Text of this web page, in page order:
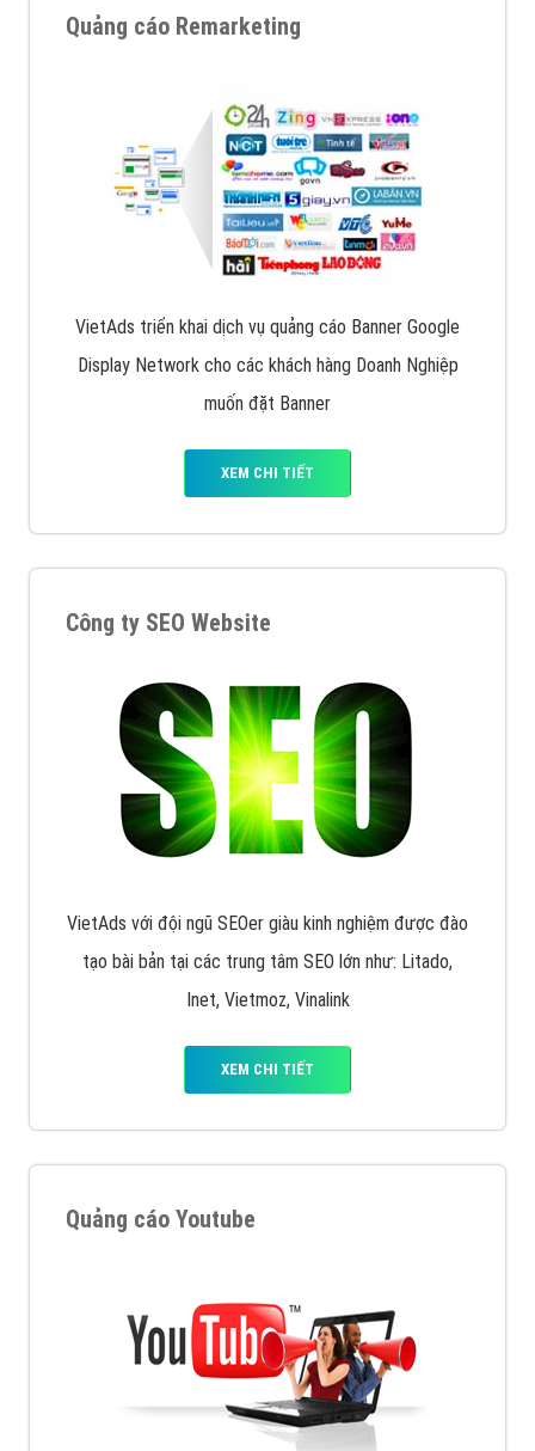
Quảng cáo Remarketing
VietAds triển khai dịch vụ quảng cáo Banner Google
Display Network cho các khách hàng Doanh Nghiệp
muốn đặt Banner
XEM CHI TIẾT
Công ty SEO Website
VietAds với đội ngũ SEOer giàu kinh nghiệm được đào
tạo bài bản tại các trung tâm SEO lớn như: Litado,
Inet, Vietmoz, Vinalink
XEM CHI TIẾT
Quảng cáo Youtube